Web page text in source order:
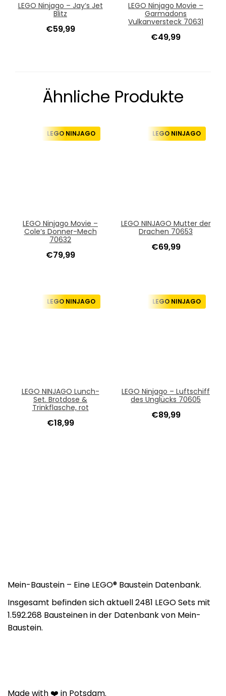
LEGO Ninjago – Jay’s Jet
Blitz
€59,99
LEGO Ninjago Movie –
Garmadons
Vulkanversteck 70631
€49,99
Ähnliche Produkte
LEGO NINJAGO
LEGO Ninjago Movie –
Cole‘s Donner-Mech
70632
€79,99
LEGO NINJAGO
LEGO NINJAGO Mutter der
Drachen 70653
€69,99
LEGO NINJAGO
LEGO NINJAGO Lunch-
Set. Brotdose &
Trinkflasche, rot
€18,99
LEGO NINJAGO
LEGO Ninjago – Luftschiff
des Unglücks 70605
€89,99
Mein-Baustein – Eine LEGO® Baustein Datenbank.
Insgesamt befinden sich aktuell 2481 LEGO Sets mit
1.592.268 Bausteinen in der Datenbank von Mein-
Baustein.
Made with ❤️ in Potsdam.